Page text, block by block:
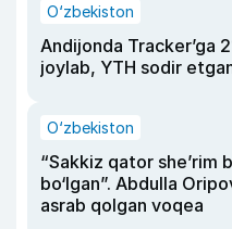
O‘zbekiston
Andijonda Tracker’ga
joylab, YTH sodir
O‘zbekiston
“Sakkiz qator she’rim
bo‘lgan”. Abdulla
asrab qolgan voqea